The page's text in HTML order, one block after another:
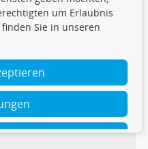
um Erlaubnis
Sie in unseren